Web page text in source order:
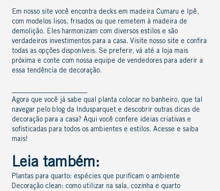
Em nosso site você encontra decks em madeira Cumaru e Ipê ,
com modelos lisos, frisados ou que remetem à madeira de
demolição. Eles harmonizam com diversos estilos e são
verdadeiros investimentos para a casa . Visite nosso site e confira
todas as opções disponíveis. Se preferir, vá até a loja mais
próxima e conte com nossa equipe de vendedores para aderir a
essa tendência de decoração.
Agora que você já sabe qual planta colocar no banheiro, que tal
navegar pelo blog da Indusparquet e descobrir outras dicas de
decoração para a casa ? Aqui você confere ideias criativas e
sofisticadas para todos os ambientes e estilos. Acesse e saiba
mais!
Leia também:
Plantas para quarto: espécies que purificam o ambiente
Decoração clean: como utilizar na sala, cozinha e quarto